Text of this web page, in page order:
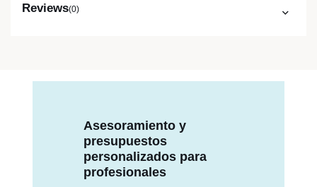
Reviews(0)
Asesoramiento y
presupuestos
personalizados para
profesionales